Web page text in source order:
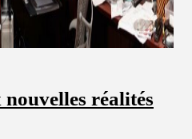
réalités